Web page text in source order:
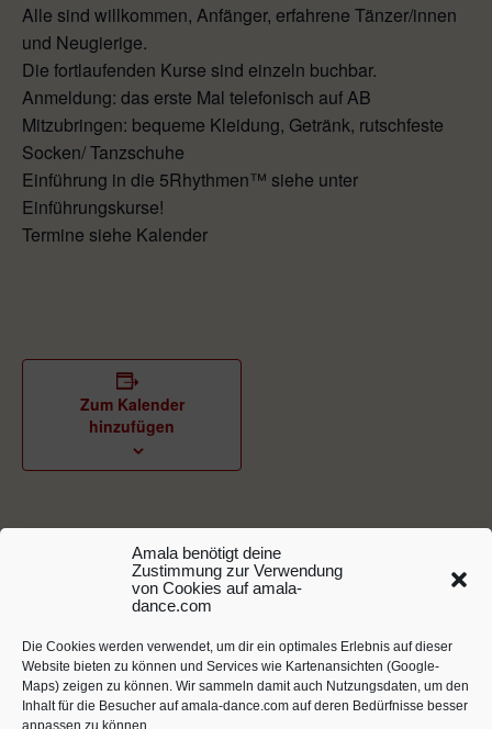
Amala benötigt deine
Zustimmung zur Verwendung
von Cookies auf amala-
dance.com
Die Cookies werden verwendet, um dir ein optimales Erlebnis auf dieser
Website bieten zu können und Services wie Kartenansichten (Google-
Maps) zeigen zu können. Wir sammeln damit auch Nutzungsdaten, um den
Inhalt für die Besucher auf amala-dance.com auf deren Bedürfnisse besser
anpassen zu können.
Alle sind willkommen, Anfänger, erfahrene Tänzer/innen
und Neugierige.
Die fortlaufenden Kurse sind einzeln buchbar.
Anmeldung: das erste Mal telefonisch auf AB
Mitzubringen: bequeme Kleidung, Getränk, rutschfeste
Socken/ Tanzschuhe
Einführung in die 5Rhythmen™ siehe unter
Einführungskurse!
Termine siehe Kalender
Zum Kalender
hinzufügen
20:00 - 22:00
Veranstaltungskategorien
:
Amala P. Storm
E-Mail
amala@5rhythmen-
stuttgart.de